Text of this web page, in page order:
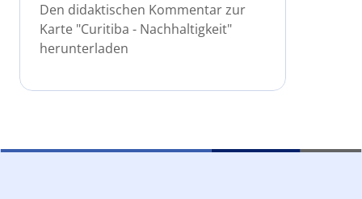
Den didaktischen Kommentar zur
Karte "Curitiba - Nachhaltigkeit"
herunterladen